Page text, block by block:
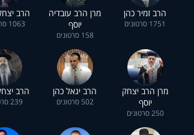
הרב זמיר כהן
1751 סרטונים
מרן הרב עובדיה
יוסף
158 סרטונים
הרב
1063 סרטונים
מרן הרב יצחק
יוסף
250 סרטונים
הרב יגאל כהן
502 סרטונים
הרב
239 סרטונים